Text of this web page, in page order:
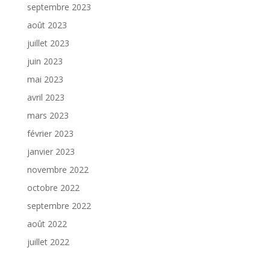
septembre 2023
août 2023
juillet 2023
juin 2023
mai 2023
avril 2023
mars 2023
février 2023
janvier 2023
novembre 2022
octobre 2022
septembre 2022
août 2022
juillet 2022